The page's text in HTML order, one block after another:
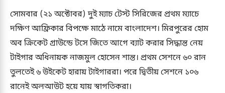
সোমবার (২১ অক্টোবর) দুই ম্যাচ টেস্ট সিরিজের প্রথম ম্যাচে
দক্ষিণ আফ্রিকার বিপক্ষে মাঠে নামে বাংলাদেশ। মিরপুরের হোম
অব ক্রিকেট গ্রাউন্ডে টসে জিতে আগে ব্যাট করার সিদ্ধান্ত নেয়
টাইগার অধিনায়ক নাজমুল হোসেন শান্ত। প্রথম সেশনে ৬০ রান
তুলতেই ৬ উইকেট হারায় টাইগাররা। পরে দ্বিতীয় সেশনে ১০৬
রানেই অলআউট হয়ে যায় স্বাগতিকরা।